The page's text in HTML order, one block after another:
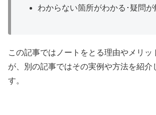
わからない箇所がわかる･疑問が
この記事ではノートをとる理由やメリッ
が、別の記事ではその実例や方法を紹介
す。